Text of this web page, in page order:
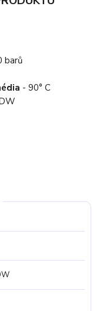
barů
- 90° C